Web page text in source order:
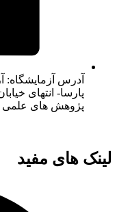
آدرس آزمایشگاه:
پارسا- انتهای
پژوهش های علمی
لینک های مفید